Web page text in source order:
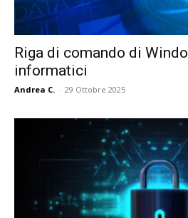
Riga di comando di
informatici
Andrea C. - 29 Ottobre 2025